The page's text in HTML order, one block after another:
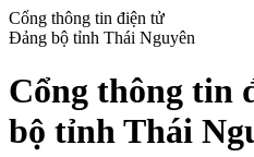
Cổng thông tin điện tử
Đảng bộ tỉnh Thái Nguyên
Cổng thông tin
bộ tỉnh Thái